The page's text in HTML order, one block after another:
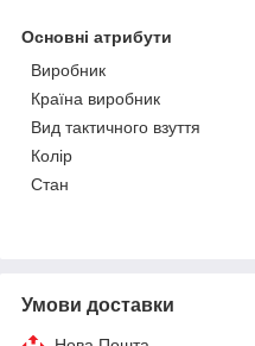
Основні атрибути
Виробник
Країна виробник
Вид тактичного взуття
Колір
Стан
Умови доставки